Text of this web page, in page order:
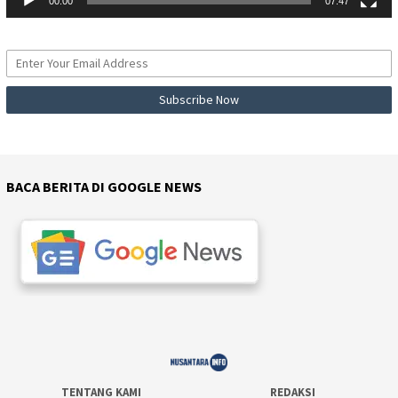
BACA BERITA DI GOOGLE NEWS
TENTANG KAMI REDAKSI